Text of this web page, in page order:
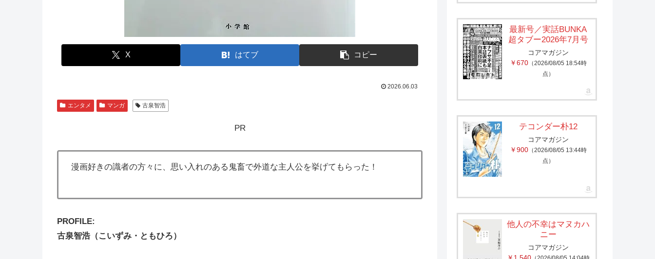
X はてブ コピー
2026.06.03
エンタメ マンガ 古泉智浩
PR
漫画好きの識者の方々に、思い入れのある鬼畜で外道な主人公を挙げてもらった！
PROFILE:
古泉智浩（こいずみ・ともひろ）
最新号／実話BUNKA
超タブー2026年7月号
コアマガジン
￥670（2026/08/05 18:54時
点）
テコンダー朴12
コアマガジン
￥900（2026/08/05 13:44時
点）
他人の不幸はマヌカハ
ニー
コアマガジン